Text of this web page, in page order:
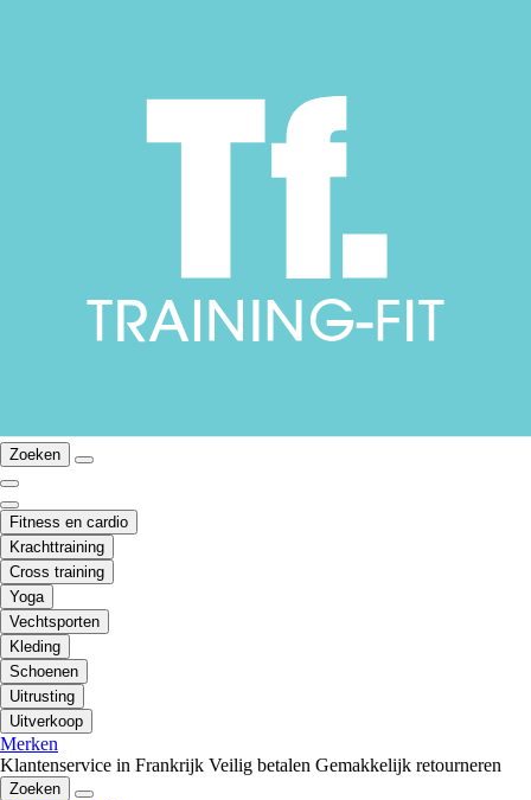
Zoeken
Fitness en cardio
Krachttraining
Cross training
Yoga
Vechtsporten
Kleding
Schoenen
Uitrusting
Uitverkoop
Merken
Klantenservice in Frankrijk Veilig betalen Gemakkelijk retourneren
Zoeken